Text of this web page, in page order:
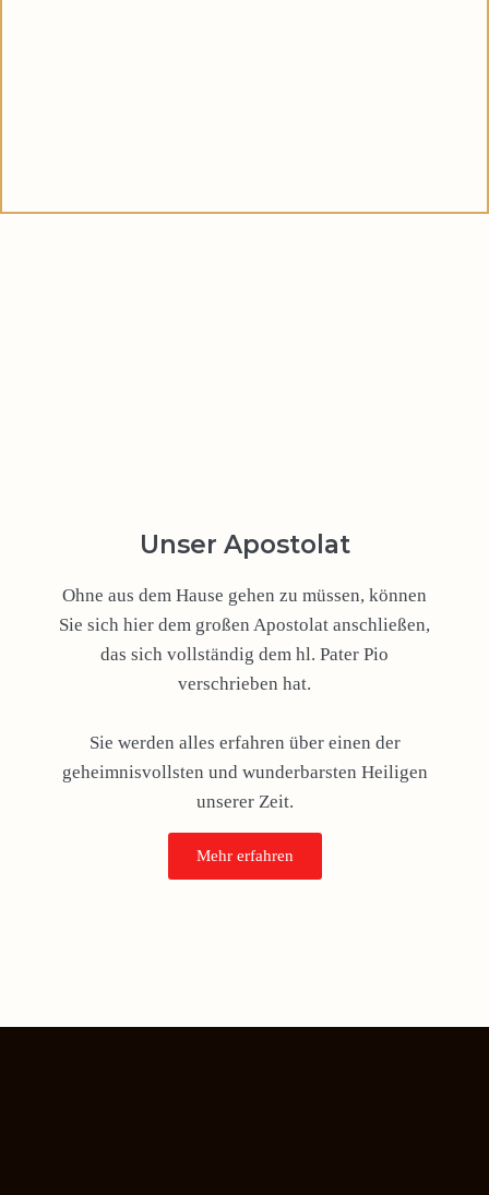
Unser Apostolat
Ohne aus dem Hause gehen zu müssen, können
Sie sich hier dem großen Apostolat anschließen,
das sich vollständig dem hl. Pater Pio
verschrieben hat.
Sie werden alles erfahren über einen der
geheimnisvollsten und wunderbarsten Heiligen
unserer Zeit.
Mehr erfahren